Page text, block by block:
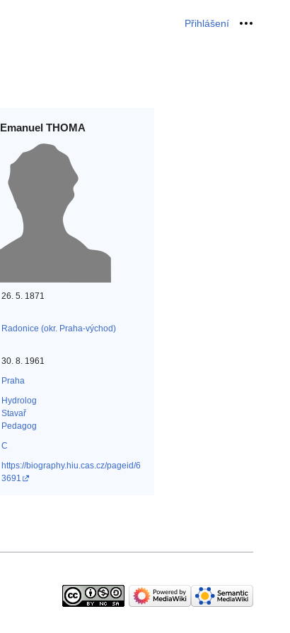
Přihlášení Osobní
Emanuel THOMA
26. 5. 1871
Radonice (okr. Praha-východ)
30. 8. 1961
Praha
Hydrolog‎
Stavař‎
Pedagog‎
C
https://biography.hiu.cas.cz/pageid/6
3691